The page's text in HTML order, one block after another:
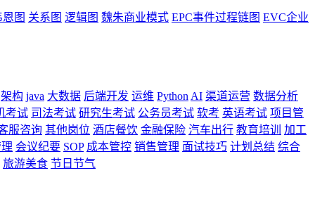
恩图 关系图 逻辑图 魏朱商业模式 EPC事件过程链图 EVC企业
架构 java 大数据 后端开发 运维 Python AI 渠道运营 数据分析
考试 司法考试 研究生考试 公务员考试 软考 英语考试 项目管
服咨询 其他岗位 酒店餐饮 金融保险 汽车出行 教育培训
加工
会议纪要 SOP 成本管控 销售管理 面试技巧 计划总结 综合
旅游美食 节日节气